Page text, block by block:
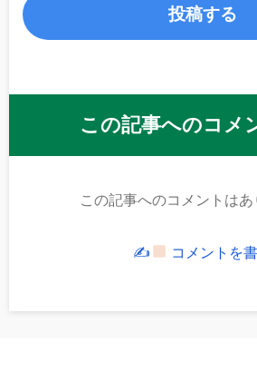
この記事へのコメ
この記事へのコメントはあ
✍ コメントを書